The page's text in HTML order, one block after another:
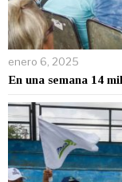
enero 6, 2025
En una semana 14